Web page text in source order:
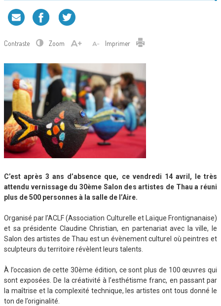
Contraste Zoom Imprimer
C’est après 3 ans d’absence que, ce vendredi 14 avril, le très
attendu vernissage du 30ème Salon des artistes de Thau a réuni
plus de 500 personnes à la salle de l’Aire.
Organisé par l’ACLF (Association Culturelle et Laïque Frontignanaise)
et sa présidente Claudine Christian, en partenariat avec la ville, le
Salon des artistes de Thau est un évènement culturel où peintres et
sculpteurs du territoire révèlent leurs talents.
À l’occasion de cette 30ème édition, ce sont plus de 100 œuvres qui
sont exposées. De la créativité à l’esthétisme franc, en passant par
la maîtrise et la complexité technique, les artistes ont tous donné le
ton de l’originalité.